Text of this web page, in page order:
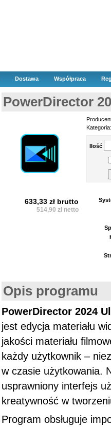
Dostawa Współpraca
PowerDirector
Ilość
633,33 zł brutto
514,90 zł netto
Opis programu
PowerDirector 2024
jest edycja materiału
jakości materiału
każdy użytkownik –
w czasie użytkowania.
usprawniony interfejs
kreatywność w
Program obsługuje